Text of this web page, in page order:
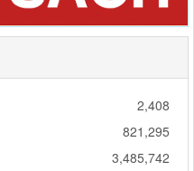
2,408
821,295
3,485,742